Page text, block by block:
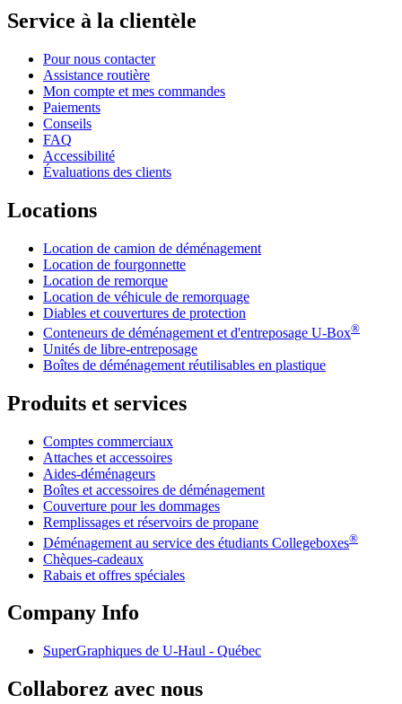
Service à la clientèle
Pour nous contacter
Assistance routière
Mon compte et mes commandes
Paiements
Conseils
FAQ
Accessibilité
Évaluations des clients
Locations
Location de camion de déménagement
Location de fourgonnette
Location de remorque
Location de véhicule de remorquage
Diables et couvertures de protection
Conteneurs de déménagement et d'entreposage U-Box®
Unités de libre-entreposage
Boîtes de déménagement réutilisables en plastique
Produits et services
Comptes commerciaux
Attaches et accessoires
Aides-déménageurs
Boîtes et accessoires de déménagement
Couverture pour les dommages
Remplissages et réservoirs de propane
Déménagement au service des étudiants Collegeboxes®
Chèques-cadeaux
Rabais et offres spéciales
Company Info
SuperGraphiques de U-Haul - Québec
Collaborez avec nous